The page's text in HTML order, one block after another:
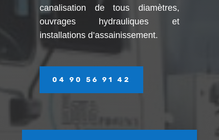
canalisation de tous diamètres,
ouvrages hydrauliques et
installations d’assainissement.
04 90 56 91 42